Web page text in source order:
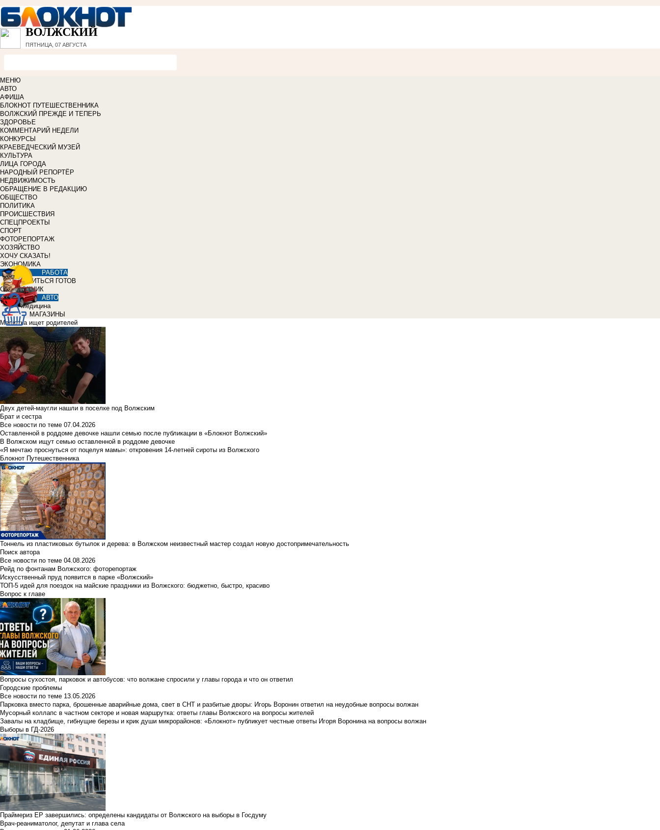
ВОЛЖСКИЙ
ПЯТНИЦА, 07 АВГУСТА
МЕНЮ
АВТО
АФИША
БЛОКНОТ ПУТЕШЕСТВЕННИКА
ВОЛЖСКИЙ ПРЕЖДЕ И ТЕПЕРЬ
ЗДОРОВЬЕ
КОММЕНТАРИЙ НЕДЕЛИ
КОНКУРСЫ
КРАЕВЕДЧЕСКИЙ МУЗЕЙ
КУЛЬТУРА
ЛИЦА ГОРОДА
НАРОДНЫЙ РЕПОРТЁР
НЕДВИЖИМОСТЬ
ОБРАЩЕНИЕ В РЕДАКЦИЮ
ОБЩЕСТВО
ПОЛИТИКА
ПРОИСШЕСТВИЯ
СПЕЦПРОЕКТЫ
СПОРТ
ФОТОРЕПОРТАЖ
ХОЗЯЙСТВО
ХОЧУ СКАЗАТЬ!
ЭКОНОМИКА
РАБОТА
УЧИТЬСЯ ГОТОВ
СПРАВОЧНИК
АВТО
Медицина
МАГАЗИНЫ
Малютка ищет родителей
Двух детей-маугли нашли в поселке под Волжским
Брат и сестра
Все новости по теме 07.04.2026
Оставленной в роддоме девочке нашли семью после публикации в «Блокнот Волжский»
В Волжском ищут семью оставленной в роддоме девочке
«Я мечтаю проснуться от поцелуя мамы»: откровения 14-летней сироты из Волжского
Блокнот Путешественника
Тоннель из пластиковых бутылок и дерева: в Волжском неизвестный мастер создал новую достопримечательность
Поиск автора
Все новости по теме 04.08.2026
Рейд по фонтанам Волжского: фоторепортаж
Искусственный пруд появится в парке «Волжский»
ТОП-5 идей для поездок на майские праздники из Волжского: бюджетно, быстро, красиво
Вопрос к главе
Вопросы сухостоя, парковок и автобусов: что волжане спросили у главы города и что он ответил
Городские проблемы
Все новости по теме 13.05.2026
Парковка вместо парка, брошенные аварийные дома, свет в СНТ и разбитые дворы: Игорь Воронин ответил на неудобные вопросы волжан
Мусорный коллапс в частном секторе и новая маршрутка: ответы главы Волжского на вопросы жителей
Завалы на кладбище, гибнущие березы и крик души микрорайонов: «Блокнот» публикует честные ответы Игоря Воронина на вопросы волжан
Выборы в ГД-2026
Праймериз ЕР завершились: определены кандидаты от Волжского на выборы в Госдуму
Врач-реаниматолог, депутат и глава села